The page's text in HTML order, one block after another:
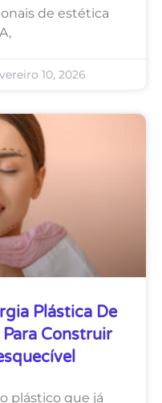
de estética
10, 2026
Plástica De
Construir
plástico que já